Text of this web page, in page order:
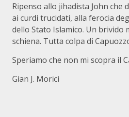
Ripenso allo jihadista John che
ai curdi trucidati, alla ferocia
dello Stato Islamico. Un brivido
schiena. Tutta colpa di
Speriamo che non mi scopra il
Gian J. Morici